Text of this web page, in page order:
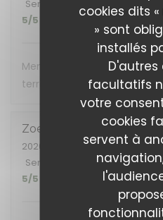
cookies dits
» sont
installés
D'autres
facultatifs
votre
cookies
servent à
Service
Ambiance :5 /5
5/5
Menu midi au rapport
terrasse sympa
Zoe
2026-07-02
- 21:00 - Couverts
Service
Ambiance:5/5
5/5